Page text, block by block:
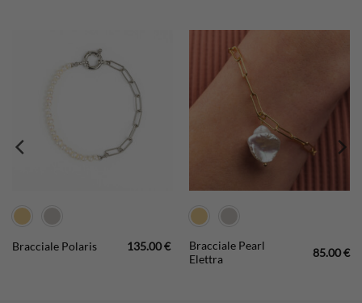
Bracciale Polaris 135.00€
Bracciale Pearl
Elettra
85.00€